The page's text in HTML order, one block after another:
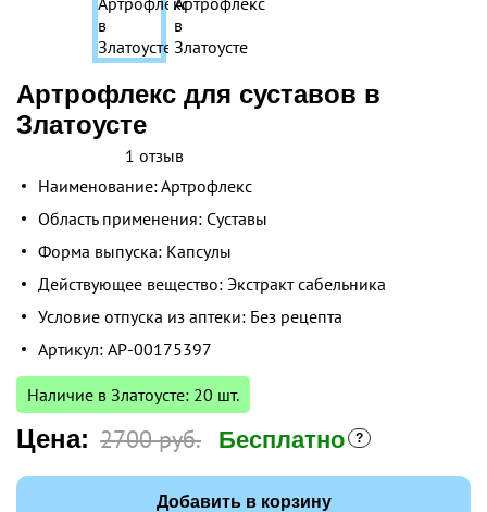
Артрофлекс для суставов в
Златоусте
1 отзыв
Наименование: Артрофлекс
Область применения: Суставы
Форма выпуска: Капсулы
Действующее вещество: Экстракт сабельника
Условие отпуска из аптеки: Без рецепта
Артикул: AP-00175397
Наличие в Златоусте: 20 шт.
Цена: 2700 руб. Бесплатно
Добавить в корзину